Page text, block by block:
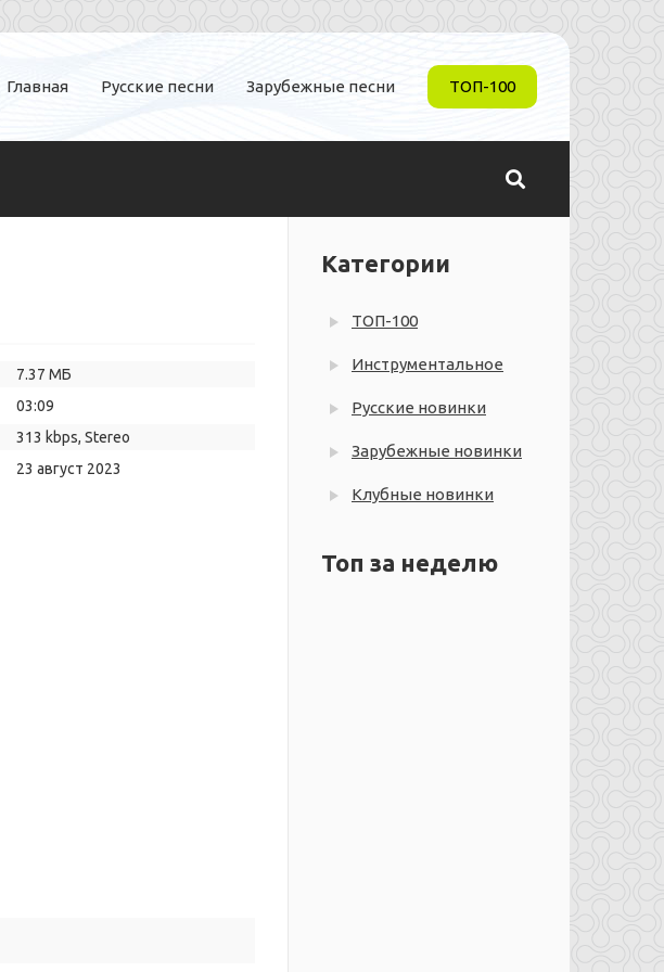
Главная Русские песни Зарубежные песни ТОП-100
7.37 МБ
03:09
313 kbps, Stereo
23 август 2023
Категории
ТОП-100
Инструментальное
Русские новинки
Зарубежные новинки
Клубные новинки
Топ за неделю